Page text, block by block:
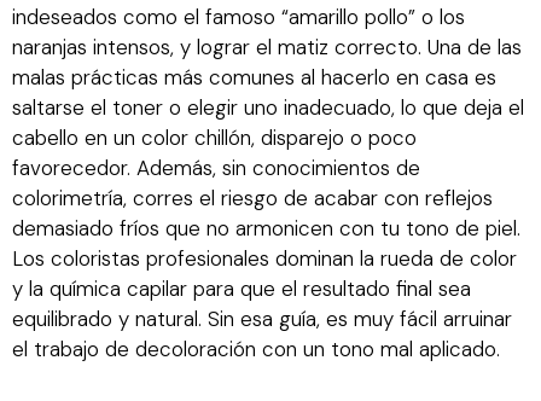
indeseados como el famoso “amarillo pollo” o los
naranjas intensos, y lograr el matiz correcto. Una de las
malas prácticas más comunes al hacerlo en casa es
saltarse el toner o elegir uno inadecuado, lo que deja el
cabello en un color chillón, disparejo o poco
favorecedor. Además, sin conocimientos de
colorimetría, corres el riesgo de acabar con reflejos
demasiado fríos que no armonicen con tu tono de piel.
Los coloristas profesionales dominan la rueda de color
y la química capilar para que el resultado final sea
equilibrado y natural. Sin esa guía, es muy fácil arruinar
el trabajo de decoloración con un tono mal aplicado.